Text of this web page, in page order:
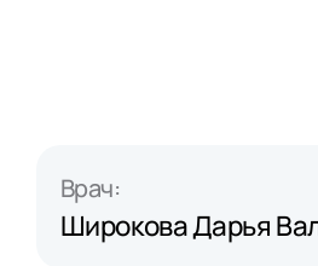
Врач:
Широкова Дарья